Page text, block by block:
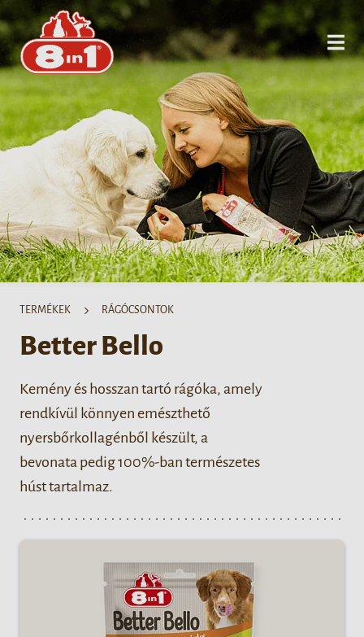
TERMÉKEK RÁGÓCSONTOK
Better Bello
Kemény és hosszan tartó rágóka, amely
rendkívül könnyen emészthető
nyersbőrkollagénből készült, a
bevonata pedig 100%-ban természetes
húst tartalmaz.